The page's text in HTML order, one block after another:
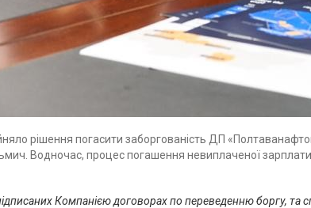
рішення погасити заборгованість ДП
Водночас, процес погашення невиплаченої
Компанією договорах по переведенню боргу, та